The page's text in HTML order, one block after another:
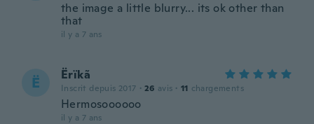
the image a little blurry... its ok other than
that
il y a 7 ans
Ë Ërïkã
Inscrit depuis 2017 · 26 avis · 11 chargements
Hermosoooooo
il y a 7 ans